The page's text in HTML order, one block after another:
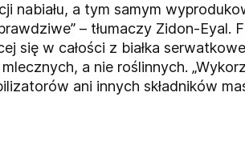
nabiału, a tym samym
– tłumaczy Zidon-
się w całości z białka
a nie roślinnych.
ani innych składników